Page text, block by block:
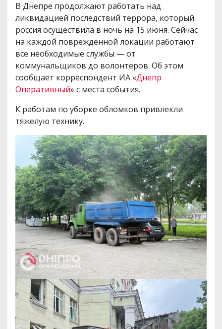
В Днепре продолжают работать над
ликвидацией последствий террора, который
россия осуществила в ночь на 15 июня. Сейчас
на каждой поврежденной локации работают
все необходимые службы — от
коммунальщиков до волонтеров. Об этом
сообщает корреспондент ИА «Днепр
Оперативный» с места события.
К работам по уборке обломков привлекли
тяжелую технику.